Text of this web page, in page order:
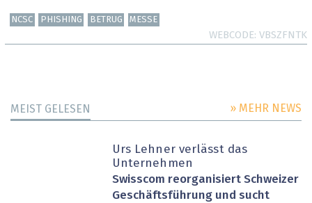
NCSC PHISHING BETRUG MESSE
WEBCODE VBSZFNTK
MEIST GELESEN » MEHR NEWS
Urs Lehner verlässt das
Unternehmen
Swisscom reorganisiert Schweizer
Geschäftsführung und sucht